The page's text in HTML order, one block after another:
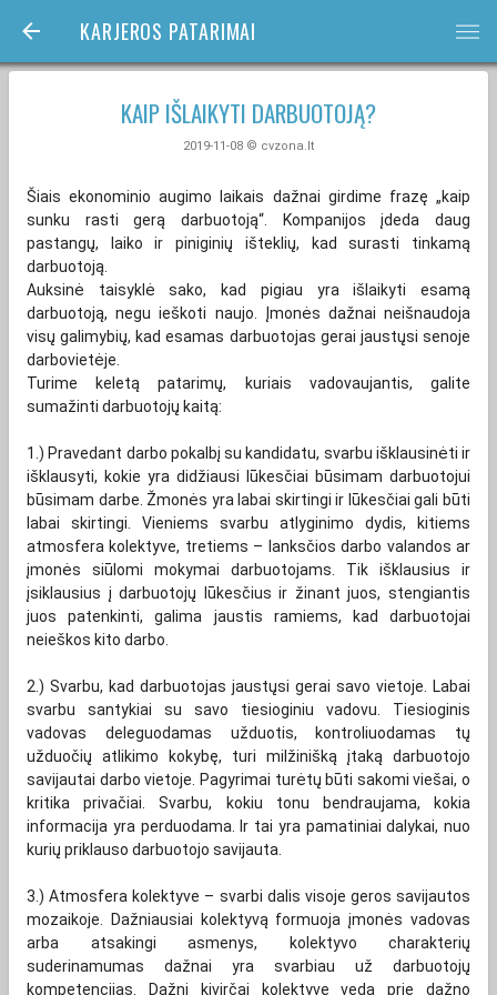
KARJEROS PATARIMAI bars
KAIP IŠLAIKYTI DARBUOTOJĄ?
2019-11-08 © cvzona.lt
Šiais ekonominio augimo laikais dažnai girdime frazę „kaip
sunku rasti gerą darbuotoją“. Kompanijos įdeda daug
pastangų, laiko ir piniginių išteklių, kad surasti tinkamą
darbuotoją.
Auksinė taisyklė sako, kad pigiau yra išlaikyti esamą
darbuotoją, negu ieškoti naujo. Įmonės dažnai neišnaudoja
visų galimybių, kad esamas darbuotojas gerai jaustųsi senoje
darbovietėje.
Turime keletą patarimų, kuriais vadovaujantis, galite
sumažinti darbuotojų kaitą:
1.) Pravedant darbo pokalbį su kandidatu, svarbu išklausinėti ir
išklausyti, kokie yra didžiausi lūkesčiai būsimam darbuotojui
būsimam darbe. Žmonės yra labai skirtingi ir lūkesčiai gali būti
labai skirtingi. Vieniems svarbu atlyginimo dydis, kitiems
atmosfera kolektyve, tretiems – lanksčios darbo valandos ar
įmonės siūlomi mokymai darbuotojams. Tik išklausius ir
įsiklausius į darbuotojų lūkesčius ir žinant juos, stengiantis
juos patenkinti, galima jaustis ramiems, kad darbuotojai
neieškos kito darbo.
2.) Svarbu, kad darbuotojas jaustųsi gerai savo vietoje. Labai
svarbu santykiai su savo tiesioginiu vadovu. Tiesioginis
vadovas deleguodamas užduotis, kontroliuodamas tų
užduočių atlikimo kokybę, turi milžinišką įtaką darbuotojo
savijautai darbo vietoje. Pagyrimai turėtų būti sakomi viešai, o
kritika privačiai. Svarbu, kokiu tonu bendraujama, kokia
informacija yra perduodama. Ir tai yra pamatiniai dalykai, nuo
kurių priklauso darbuotojo savijauta.
3.) Atmosfera kolektyve – svarbi dalis visoje geros savijautos
mozaikoje. Dažniausiai kolektyvą formuoja įmonės vadovas
arba atsakingi asmenys, kolektyvo charakterių
suderinamumas dažnai yra svarbiau už darbuotojų
kompetencijas. Dažni kivirčai kolektyve veda prie dažno